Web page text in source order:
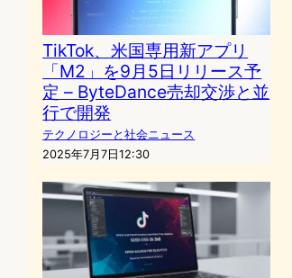
TikTok、米国専用新アプリ
「M2」を9月5日リリース予
定 – ByteDance売却交渉と並
行で開発
テクノロジーと社会ニュース
2025年7月7日12:30